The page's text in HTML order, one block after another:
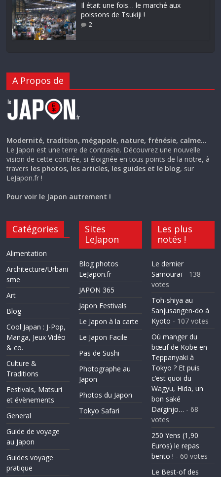
Il était une fois… le marché aux
poissons de Tsukiji !
2
A Propos de
Modernité, tradition, mégapole, nature, frénésie, calme…
Le Japon est une terre de contraste. Découvrez une nouvelle
vision de cette contrée, si éloignée en tous points de la notre, à
travers les photos, les articles, les guides et le blog, sur
LeJapon.fr !
Pour voir le Japon autrement !
Catégories
Alimentation
Architecture/Urbani
sme
Art
Blog
Cool Japan : J-Pop,
Manga, Jeux Vidéo
& co.
Culture &
Traditions
Festivals, Matsuri
et évènements
General
Guide de voyage
au Japon
Guides voyage
pratique
Sites
LeJapon
Blog photos
LeJapon.fr
JAPON 365
Japon Festivals
Le Japon à la carte
Le Japon Facile
Pas de Sushi
Photographe au
Japon
Photos du Japon
Tokyo Safari
Les plus
notés !
Le dernier
Samouraï- 138
votes
Toh-shiya au
Sanjusangen-do à
Kyoto - 107 votes
Où manger du
bœuf de Kobe en
Teppanyaki à
Tokyo ? Et puis
c’est quoi du
Wagyu, Hida, un
bon saké
Daïginjo… - 68
votes
250 Yens (1,90
Euros) le repas
bento ! - 60 votes
Le Best-of des